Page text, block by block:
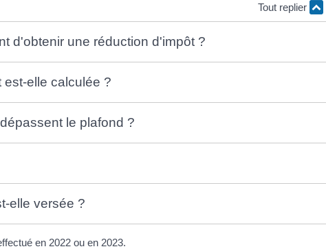
Tout replier
d'obtenir une réduction d'impôt ?
est-elle calculée ?
le plafond ?
elle versée ?
en 2022 ou en 2023.